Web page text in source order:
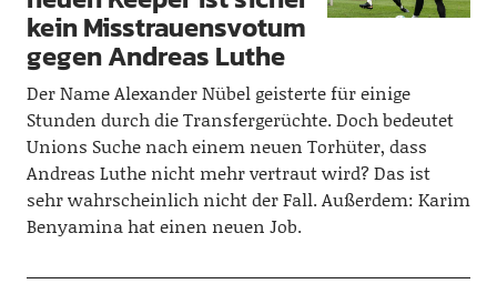
kein Misstrauensvotum
gegen Andreas Luthe
Der Name Alexander Nübel geisterte für einige
Stunden durch die Transfergerüchte. Doch bedeutet
Unions Suche nach einem neuen Torhüter, dass
Andreas Luthe nicht mehr vertraut wird? Das ist
sehr wahrscheinlich nicht der Fall. Außerdem: Karim
Benyamina hat einen neuen Job.